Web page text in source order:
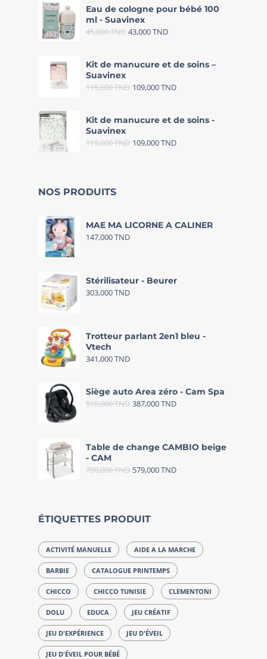
Eau de cologne pour bébé 100
ml - Suavinex
45,000TND 43,000TND
Kit de manucure et de soins –
Suavinex
115,000TND 109,000TND
Kit de manucure et de soins -
Suavinex
115,000TND 109,000TND
NOS PRODUITS
MAE MA LICORNE A CALINER
147,000TND
Stérilisateur - Beurer
303,000TND
Trotteur parlant 2en1 bleu -
Vtech
341,000TND
Siège auto Area zéro - Cam Spa
510,000TND 387,000TND
Table de change CAMBIO beige
- CAM
700,000TND 579,000TND
ÉTIQUETTES PRODUIT
ACTIVITÉ MANUELLE AIDE A LA MARCHE
BARBIE CATALOGUE PRINTEMPS
CHICCO CHICCO TUNISIE CLEMENTONI
DOLU EDUCA JEU CRÉATIF
JEU D'EXPÉRIENCE JEU D'ÉVEIL
JEU D'ÉVEIL POUR BÉBÉ